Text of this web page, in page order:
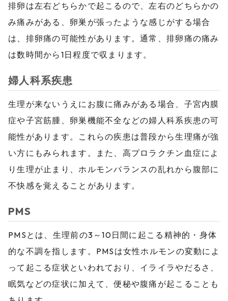
排卵は左右どちらかで起こるので、左右のどちらかの
み痛みがある、卵巣が張ったような感じがする場合
は、排卵痛の可能性があります。通常、排卵痛の痛み
は数時間から1日程度で収まります。
婦人科系疾患
生理が来ないうえにお腹に痛みがある場合、子宮内膜
症や子宮筋腫、卵巣機能不全などの婦人科系疾患の可
能性があります。これらの疾患は普段から生理痛が強
い方にもみられます。また、高プロラクチン血症によ
り生理が止まり、ホルモンバランスの乱れから腹部に
不快感を覚えることがあります。
PMS
PMSとは、生理前の3～10日間に起こる精神的・身体
的な不調を指します。PMSは女性ホルモンの変動によ
って起こる症状といわれており、イライラやだるさ、
眠気などの症状に加えて、便秘や腹痛が起こることも